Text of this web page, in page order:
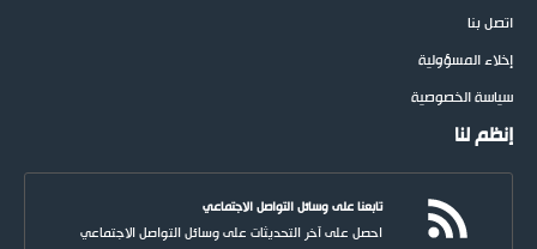
اتصل بنا
إخلاء المسؤولية
سياسة الخصوصية
إنظم لنا
تابعنا على وسائل التواصل الاجتماعي
احصل على آخر التحديثات على وسائل التواصل الاجتماعي